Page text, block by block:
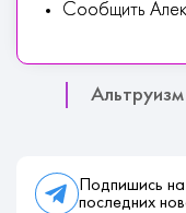
Сообщить
Подпишись
последних